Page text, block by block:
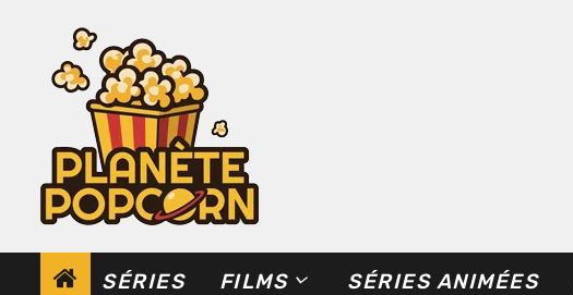
SÉRIES FILMS SÉRIES ANIMÉES